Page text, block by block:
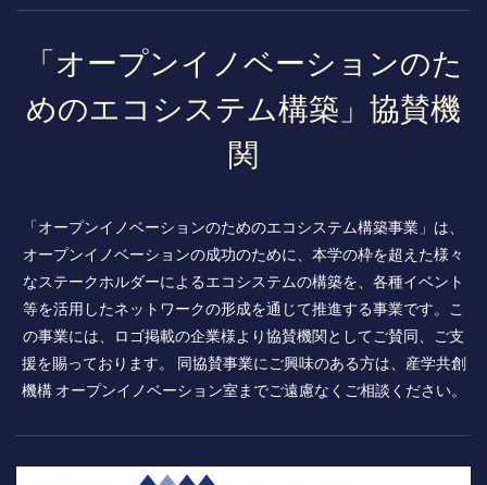
「オープンイノベーションのた
めのエコシステム構築」協賛機
関
「オープンイノベーションのためのエコシステム構築事業」は、
オープンイノベーションの成功のために、本学の枠を超えた様々
なステークホルダーによるエコシステムの構築を、各種イベント
等を活用したネットワークの形成を通じて推進する事業です。こ
の事業には、ロゴ掲載の企業様より協賛機関としてご賛同、ご支
援を賜っております。 同協賛事業にご興味のある方は、産学共創
機構 オープンイノベーション室までご遠慮なくご相談ください。